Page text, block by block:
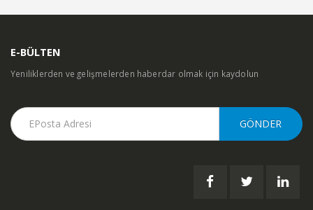
E-BÜLTEN
Yeniliklerden ve gelişmelerden haberdar olmak için kaydolun